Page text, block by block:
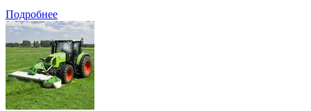
Подробнее